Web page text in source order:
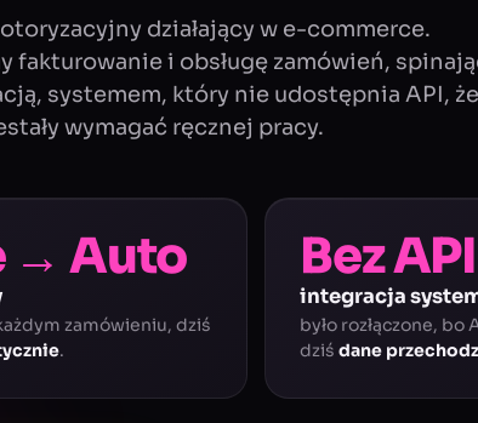
działający w e-commerce.
fakturowanie i obsługę zamówień,
systemem, który nie udostępnia API,
wymagać ręcznej pracy.
→ Auto
zamówieniu, dziś
.
Bez
integracja
było rozłączone, bo
dziśdane